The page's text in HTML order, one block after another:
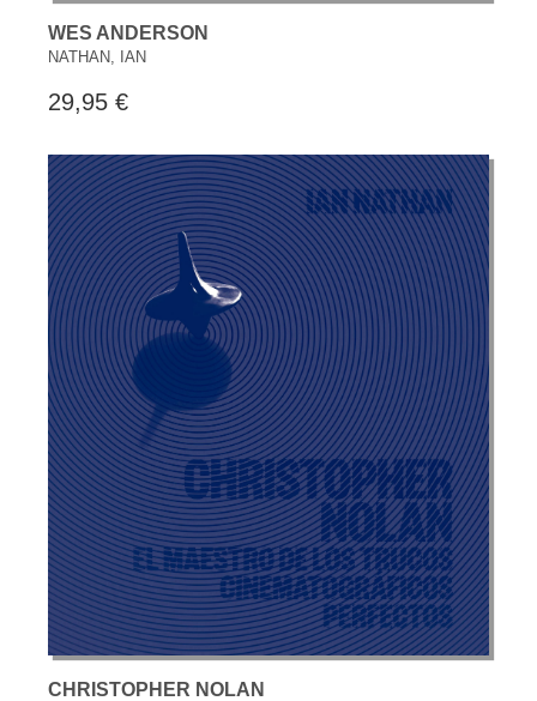
WES ANDERSON
NATHAN, IAN
29,95 €
CHRISTOPHER NOLAN